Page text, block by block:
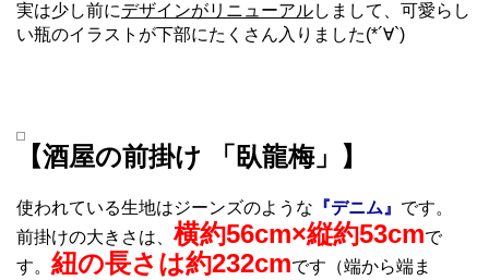
実は少し前にデザインがリニューアルしまして、可愛らし
い瓶のイラストが下部にたくさん入りました(*´∀`)
【酒屋の前掛け 「臥龍梅」】
使われている生地はジーンズのような 『デニム』 です。
前掛けの大きさは、 横約56cm×縦約53cmで
す。 紐の長さは約232cmです（端から端ま